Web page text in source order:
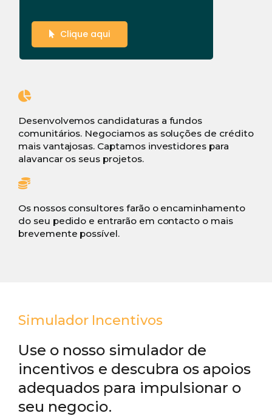
Clique aqui
Desenvolvemos candidaturas a fundos
comunitários. Negociamos as soluções de crédito
mais vantajosas. Captamos investidores para
alavancar os seus projetos.
Os nossos consultores farão o encaminhamento
do seu pedido e entrarão em contacto o mais
brevemente possível.
Simulador Incentivos
Use o nosso simulador de
incentivos e descubra os apoios
adequados para impulsionar o
seu negocio.